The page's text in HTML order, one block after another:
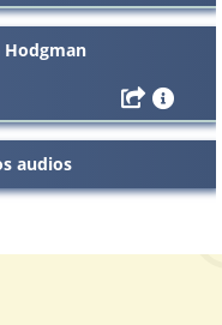
Hodgman
audios